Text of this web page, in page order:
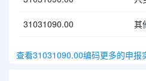
31031090.00 其
查看31031090.00编码更多的申报